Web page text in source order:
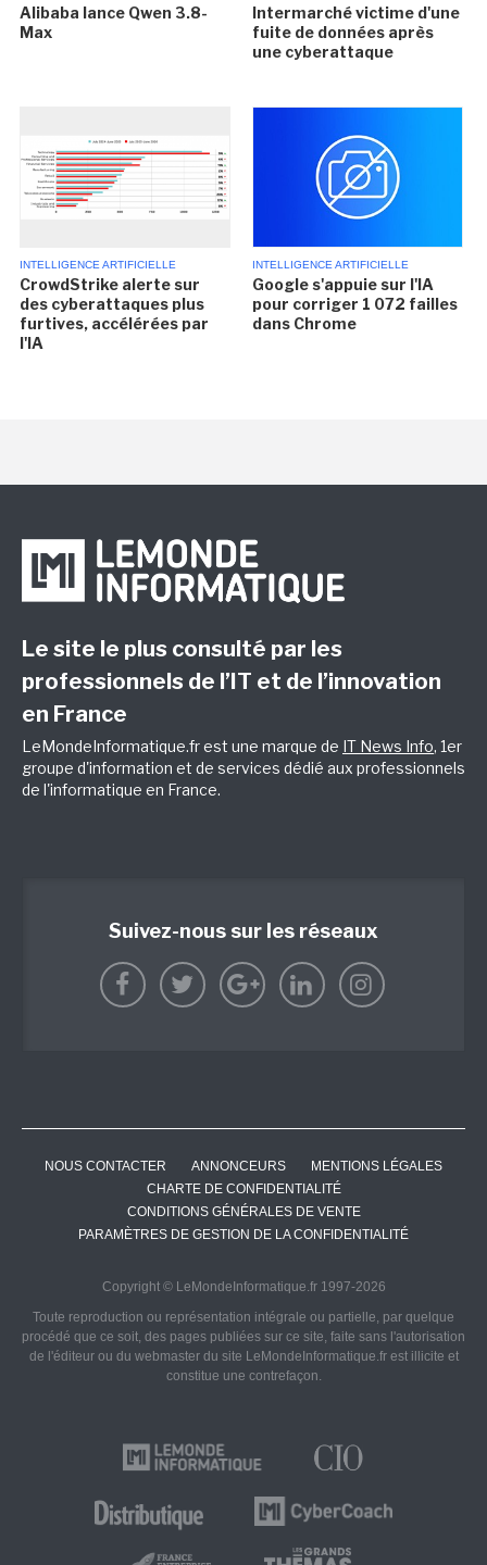
Alibaba lance Qwen 3.8-
Max
Intermarché victime d'une
fuite de données après
une cyberattaque
INTELLIGENCE ARTIFICIELLE
CrowdStrike alerte sur
des cyberattaques plus
furtives, accélérées par
l'IA
INTELLIGENCE ARTIFICIELLE
Google s'appuie sur l'IA
pour corriger 1 072 failles
dans Chrome
Le site le plus consulté par les
professionnels de l’IT et de l’innovation
en France
LeMondeInformatique.fr est une marque de IT News Info, 1er
groupe d'information et de services dédié aux professionnels
de l'informatique en France.
Suivez-nous sur les réseaux
NOUS CONTACTER ANNONCEURS
MENTIONS LÉGALES
CHARTE DE CONFIDENTIALITÉ
CONDITIONS GÉNÉRALES DE VENTE
PARAMÈTRES DE GESTION DE LA CONFIDENTIALITÉ
Copyright © LeMondeInformatique.fr 1997-2026
Toute reproduction ou représentation intégrale ou partielle, par quelque
procédé que ce soit, des pages publiées sur ce site, faite sans l'autorisation
de l'éditeur ou du webmaster du site LeMondeInformatique.fr est illicite et
constitue une contrefaçon.